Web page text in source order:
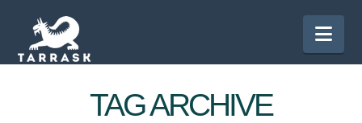
TAG ARCHIVE